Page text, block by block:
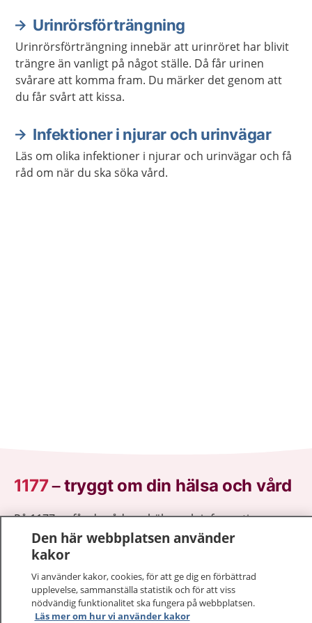
Urinrörsförträngning
Urinrörsförträngning innebär att urinröret har blivit
trängre än vanligt på något ställe. Då får urinen
svårare att komma fram. Du märker det genom att
du får svårt att kissa.
Infektioner i njurar och urinvägar
Läs om olika infektioner i njurar och urinvägar och få
råd om när du ska söka vård.
1177–tryggt om din hälsa och vård
På 1177.se får du råd om hälsa och information om
sjukdomar och vilka mottagningar du kan kontakta.
Logga in för att läsa din journal och göra dina
sjukvårdsrådgivning dygnet runt.
1177 ger dig råd när du vill må bättre.
Den här webbplatsen använder
kakor
Vi använder kakor, cookies, för att ge dig en förbättrad
upplevelse, sammanställa statistik och för att viss
nödvändig funktionalitet ska fungera på webbplatsen.
Läs mer om hur vi använder kakor